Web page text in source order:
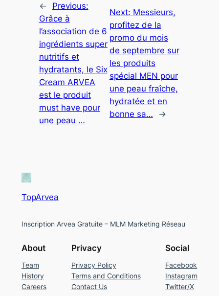
←
Previous:
Grâce à
l’association de 6
ingrédients super
nutritifs et
hydratants, le Six
Cream ARVEA
est le produit
must have pour
une peau …
Next: Messieurs,
profitez de la
promo du mois
de septembre sur
les produits
spécial MEN pour
une peau fraîche,
hydratée et en
bonne sa…
→
TopArvea
Inscription Arvea Gratuite – MLM Marketing Réseau
About
Team
History
Careers
Privacy
Privacy Policy
Terms and Conditions
Contact Us
Social
Facebook
Instagram
Twitter/X